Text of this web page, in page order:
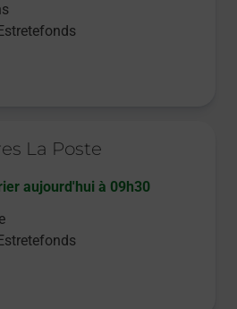
La Poste
aujourd'hui à 09h30